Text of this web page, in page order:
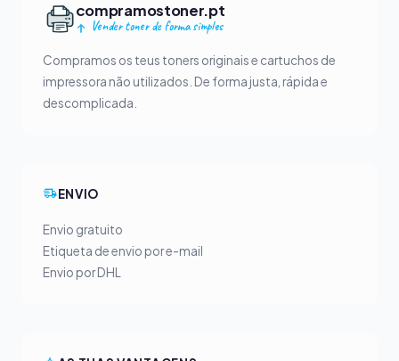
compramostoner.pt
Vender toner de forma simples
Compramos os teus toners originais e cartuchos de
impressora não utilizados. De forma justa, rápida e
descomplicada.
ENVIO
Envio gratuito
Etiqueta de envio por e-mail
Envio por DHL